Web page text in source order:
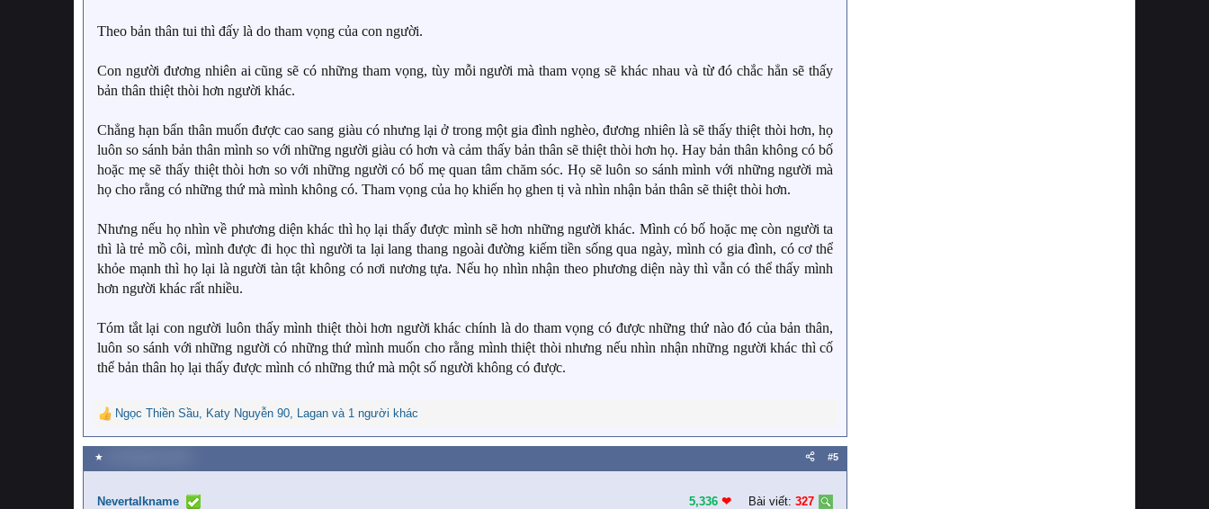
:Theo bản thân tui thì đấy là do tham vọng của con người.
Con người đương nhiên ai cũng sẽ có những tham vọng, tùy mỗi người mà tham vọng sẽ khác nhau và từ đó chắc hẳn sẽ thấy
bản thân thiệt thòi hơn người khác.
Chẳng hạn bẩn thân muốn được cao sang giàu có nhưng lại ở trong một gia đình nghèo, đương nhiên là sẽ thấy thiệt thòi hơn, họ
luôn so sánh bản thân mình so với những người giàu có hơn và cảm thấy bản thân sẽ thiệt thòi hơn họ. Hay bản thân không có bố
hoặc mẹ sẽ thấy thiệt thòi hơn so với những người có bố mẹ quan tâm chăm sóc. Họ sẽ luôn so sánh mình với những người mà
họ cho rằng có những thứ mà mình không có. Tham vọng của họ khiến họ ghen tị và nhìn nhận bản thân sẽ thiệt thòi hơn.
Nhưng nếu họ nhìn về phương diện khác thì họ lại thấy được mình sẽ hơn những người khác. Mình có bố hoặc mẹ còn người ta
thì là trẻ mồ côi, mình được đi học thì người ta lại lang thang ngoài đường kiếm tiền sống qua ngày, mình có gia đình, có cơ thể
khỏe mạnh thì họ lại là người tàn tật không có nơi nương tựa. Nếu họ nhìn nhận theo phương diện này thì vẫn có thể thấy mình
hơn người khác rất nhiều.
Tóm tắt lại con người luôn thấy mình thiệt thòi hơn người khác chính là do tham vọng có được những thứ nào đó của bản thân,
luôn so sánh với những người có những thứ mình muốn cho rằng mình thiệt thòi nhưng nếu nhìn nhận những người khác thì cố
thể bản thân họ lại thấy được mình có những thứ mà một số người không có được.
R
e
a
c
i
Ngọc Thiền Sầu, Katy Nguyễn 90, Lagan và 1 người khác
★ #5
Nevertalkname 5,336 ❤︎ Bài viết: 327